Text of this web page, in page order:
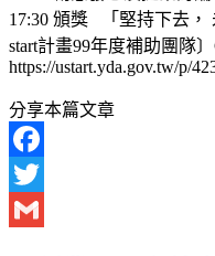
17:30 頒獎 「堅持下去
start計畫99年度補助團隊
https://ustart.yda.gov.tw/p/
分享本篇文章
Facebook
Twitter